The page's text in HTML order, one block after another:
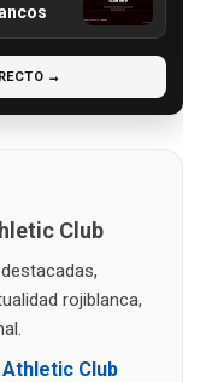
→
Club
rojiblanca,
Club